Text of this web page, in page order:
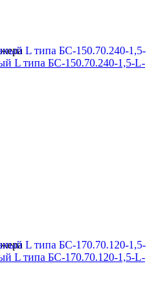
L типа БС-150.70.240-1,5-L-
L типа БС-170.70.120-1,5-L-